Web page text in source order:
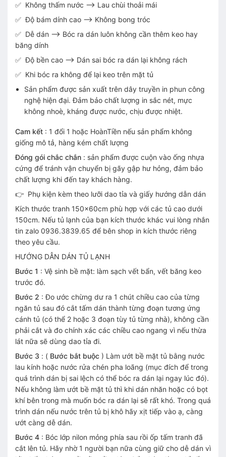
✅ Không thấm nước --> Lau chùi thoải mái
✅ Độ bám dính cao --> Không bong tróc
✅ Dễ dán --> Bóc ra dán luôn không cần thêm keo hay
băng dính
✅ Độ bền cao --> Dán sai bóc ra dán lại không rách
✅ Khi bóc ra không để lại keo trên mặt tủ
Sản phẩm được sản xuất trên dây truyền in phun công
nghệ hiện đại. Đảm bảo chất lượng in sắc nét, mực
không nhoè, kháng được nước, chịu được nhiệt.
Cam kết : 1 đổi 1 hoặc HoànTiền nếu sản phẩm không
giống mô tả, hàng kém chất lượng
Đóng gói chắc chắn : sản phẩm được cuộn vào ống nhựa
cứng để tránh vận chuyển bị gãy gập hư hỏng, đảm bảo
chất lượng khi đến tay khách hàng.
👉 Phụ kiện kèm theo lưỡi dao tỉa và giấy hướng dẫn dán
Kích thước tranh 150x60cm phù hợp với các tủ cao dưới
150cm. Nếu tủ lạnh của bạn kích thước khác vui lòng nhắn
tin zalo 0936.3839.65 để bên shop in kích thước riêng
theo yêu cầu.
HƯỚNG DẪN DÁN TỦ LẠNH
Bước 1 : Vệ sinh bề mặt: làm sạch vết bẩn, vết băng keo
trước đó.
Bước 2 : Đo ước chừng dư ra 1 chút chiều cao của từng
ngăn tủ sau đó cắt tấm dán thành từng đoạn tương ứng
cánh tủ (có thể 2 hoặc 3 đoạn tùy tủ từng nhà), không cần
phải cắt và đo chính xác các chiều cao ngang vì nếu thừa
lát nữa sẽ dùng dao tỉa đi.
Bước 3 : ( Bước bắt buộc ) Làm ướt bề mặt tủ bằng nước
lau kính hoặc nước rửa chén pha loãng (mục đích để trong
quá trình dán bị sai lệch có thể bóc ra dán lại ngay lúc đó).
Nếu không làm ướt bề mặt tủ thì khi dán nhăn hoặc có bọt
khí bên trong mà muốn bóc ra dán lại sẽ rất khó. Trong quá
trình dán nếu nước trên tủ bị khô hãy xịt tiếp vào ạ, càng
ướt càng dễ dán.
Bước 4 : Bóc lớp nilon mỏng phía sau rồi ốp tấm tranh đã
cắt lên tủ. Hãy nhờ 1 người bạn nữa cùng giữ cho dễ dán vì